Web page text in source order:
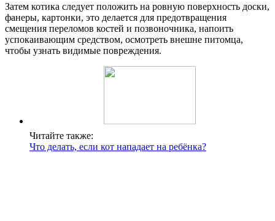
Затем котика следует положить на ровную поверхность доски,
фанеры, картонки, это делается для предотвращения
смещения переломов костей и позвоночника, напоить
успокаивающим средством, осмотреть внешне питомца,
чтобы узнать видимые повреждения.
Читайте также:
Что делать, если кот нападает на ребёнка?